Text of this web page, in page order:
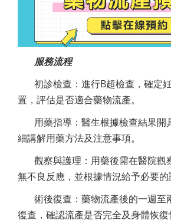
服務流程
初診檢查：進行B超檢查，確定
置，評估是否適合藥物流產。
用藥指導：醫生根據檢查結果開
細講解用藥方法及注意事項。
觀察與護理：用藥後需在醫院觀
無不良反應，並根據情況給予必要的
術後復查：藥物流產後的一週至
復查，確認流產是否完全及身體恢復